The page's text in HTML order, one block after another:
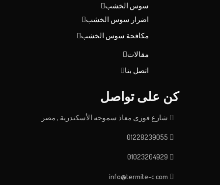
سوس الخشب
اضرار سوس الخشب
مكافحة سوس الخشب
مقالات
اتصل بنا
كن على تواصل
شارع فوزي معاذ سموحه الأسكندرية , مصر